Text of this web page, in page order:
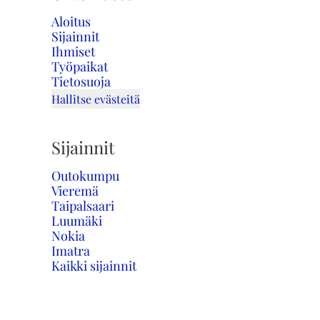
Aloitus
Sijainnit
Ihmiset
Työpaikat
Tietosuoja
Hallitse evästeitä
Sijainnit
Outokumpu
Vieremä
Taipalsaari
Luumäki
Nokia
Imatra
Kaikki sijainnit